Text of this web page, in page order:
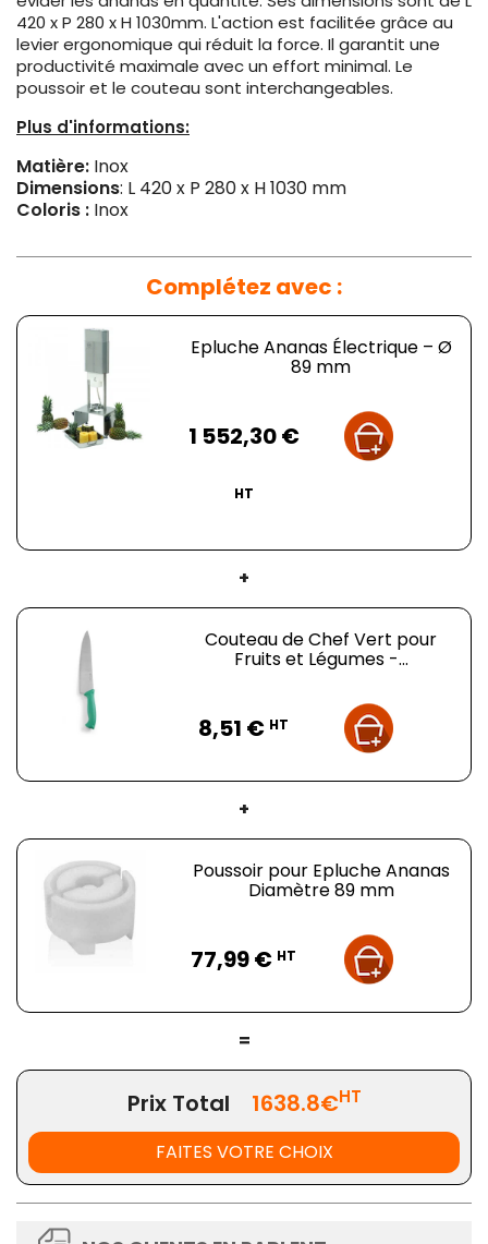
420 x P 280 x H 1030mm. L'action est facilitée grâce au
levier ergonomique qui réduit la force. Il garantit une
productivité maximale avec un effort minimal. Le
poussoir et le couteau sont interchangeables.
Plus d'informations:
Matière: Inox
Dimensions: L 420 x P 280 x H 1030 mm
Coloris : Inox
Complétez avec :
Epluche Ananas Électrique – Ø
89 mm
1 552,30 €
HT
+
Couteau de Chef Vert pour
Fruits et Légumes -...
8,51 € HT
+
Poussoir pour Epluche Ananas
Diamètre 89 mm
77,99 € HT
=
Prix Total 1638.8€HT
FAITES VOTRE CHOIX